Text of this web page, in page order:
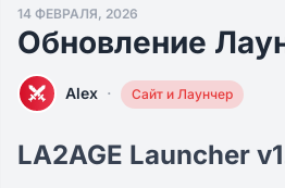
14 ФЕВРАЛЯ, 2026
Обновление
Alex · Сайт и Лаунчер
LA2AGE Launcher